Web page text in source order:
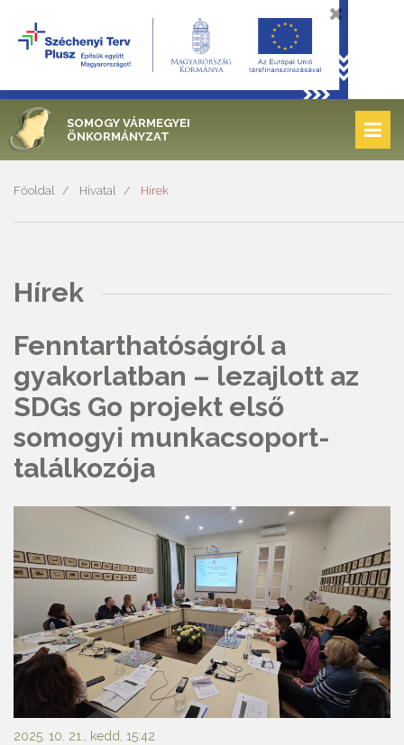
SOMOGY VÁRMEGYEI
ÖNKORMÁNYZAT
Főoldal Hivatal Hírek
Hírek
Fenntarthatóságról a
gyakorlatban – lezajlott az
SDGs Go projekt első
somogyi munkacsoport-
találkozója
2025. 10. 21., kedd, 15:42